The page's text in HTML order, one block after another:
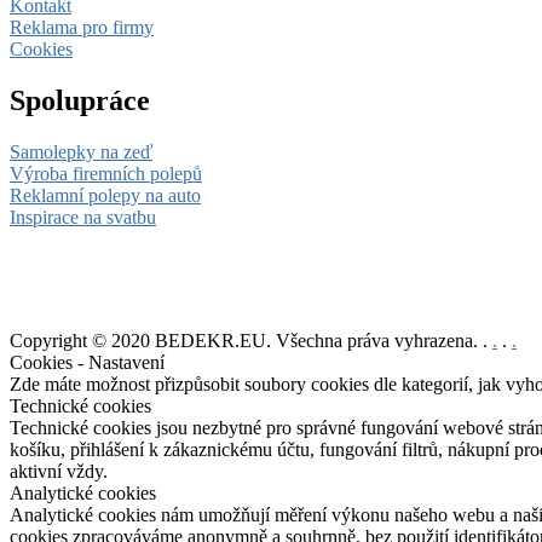
Kontakt
Reklama pro firmy
Cookies
Spolupráce
Samolepky na zeď
Výroba firemních polepů
Reklamní polepy na auto
Inspirace na svatbu
Copyright © 2020 BEDEKR.EU. Všechna práva vyhrazena. . . . .
Cookies - Nastavení
Zde máte možnost přizpůsobit soubory cookies dle kategorií, jak
Technické cookies
Technické cookies jsou nezbytné pro správné fungování webové
košíku, přihlášení k zákaznickému účtu, fungování filtrů, nákupní
aktivní vždy.
Analytické cookies
Analytické cookies nám umožňují měření výkonu našeho webu a
cookies zpracováváme anonymně a souhrnně, bez použití